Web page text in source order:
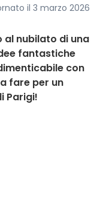
il 3 marzo 2026
al nubilato di una
fantastiche
con
fare per un
Parigi!